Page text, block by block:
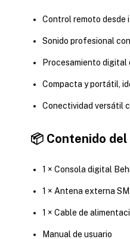
Control remoto desde
Sonido profesional
Procesamiento digital
Compacta y portátil,
Conectividad versátil
📦 Contenido
1 × Consola digital
1 × Antena externa
1 × Cable de
Manual de usuario